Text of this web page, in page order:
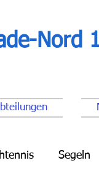
Nord
Segeln